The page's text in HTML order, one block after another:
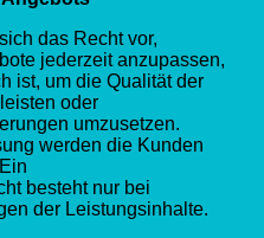
das Recht vor,
jederzeit anzupassen,
ist, um die Qualität der
oder
umzusetzen.
werden die Kunden
besteht nur bei
der Leistungsinhalte.